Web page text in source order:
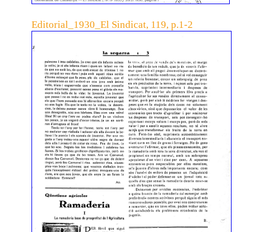
Editorial_1930_El Sindicat, 119, p.1-2